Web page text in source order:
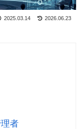
2025.03.14 2026.06.23
者